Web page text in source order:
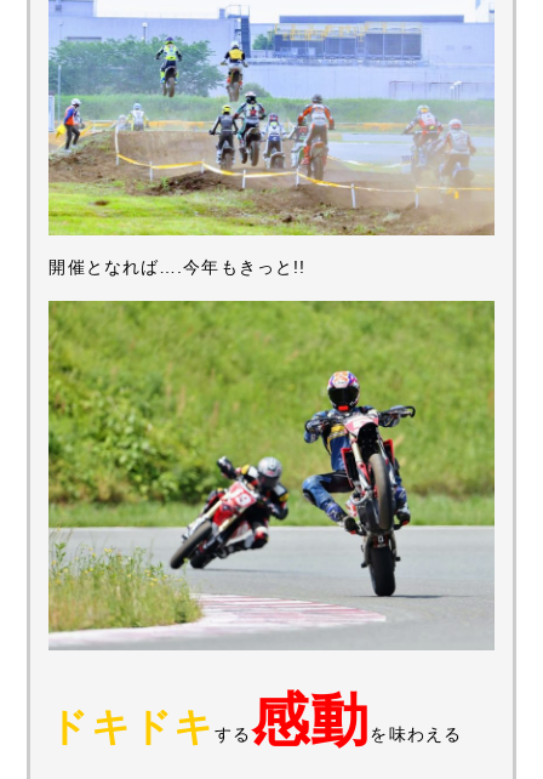
開催となれば….今年もきっと!!
ドキドキ する感動を味わえる